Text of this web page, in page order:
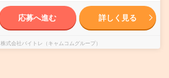
応募へ進む 詳しく見る
株式会社バイトレ（キャムコムグループ）